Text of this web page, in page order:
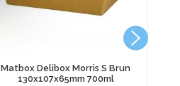
Matbox Delibox Morris S Brun
130x107x65mm 700ml